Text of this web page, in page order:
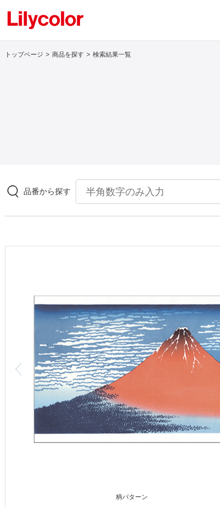
壁紙
カタログ一覧 トップ
カーテン
サステナブル商品
ノンワックス床タイル
壁紙機能性ガイド
トップページ 商品を探す 検索結果一覧
品番から探す
柄パターン